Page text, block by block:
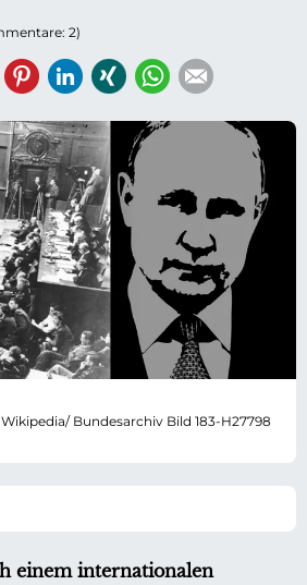
2)
tumblrPinterestLinkedIn
Xing WhatsApp
Bundesarchiv Bild 183-H27798
einem internationalen